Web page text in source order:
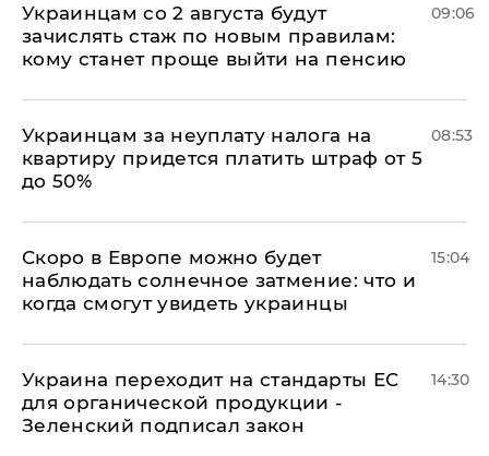
Украинцам со 2 августа будут
зачислять стаж по новым правилам:
кому станет проще выйти на пенсию
09:06
Украинцам за неуплату налога на
квартиру придется платить штраф от 5
до 50%
08:53
Скоро в Европе можно будет
наблюдать солнечное затмение: что и
когда смогут увидеть украинцы
15:04
Украина переходит на стандарты ЕС
для органической продукции -
Зеленский подписал закон
14:30